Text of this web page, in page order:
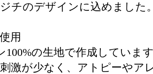
チのデザインに込めました。
用
の生地で作成しています
激が少なく、アトピーやア